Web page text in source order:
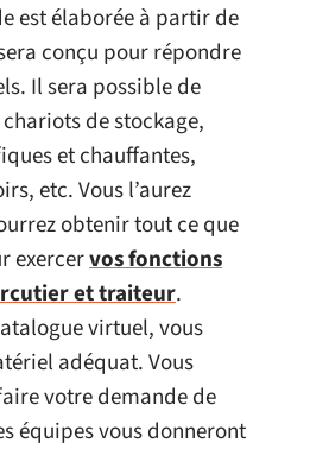
est élaborée à partir de
conçu pour répondre
Il sera possible de
de stockage,
et chauffantes,
etc. Vous l’aurez
obtenir tout ce que
exercervos fonctions
et traiteur.
virtuel, vous
adéquat. Vous
votre demande de
équipes vous donneront